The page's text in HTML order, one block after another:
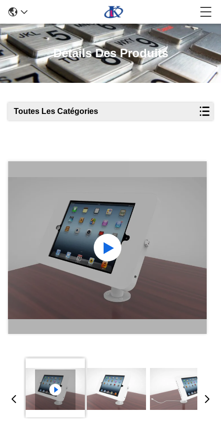
Détails Des Produits
Toutes Les Catégories